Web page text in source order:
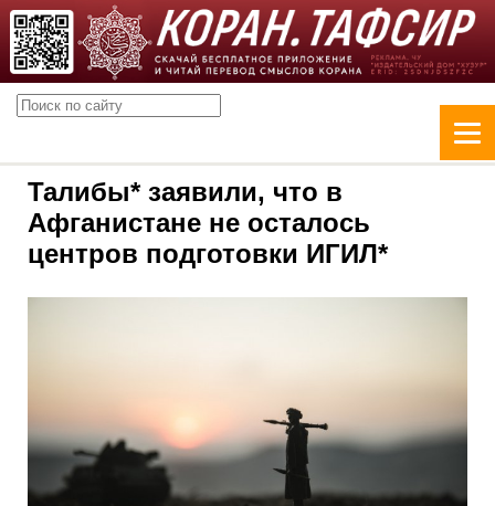
Талибы* заявили, что в
Афганистане не осталось
центров подготовки ИГИЛ*